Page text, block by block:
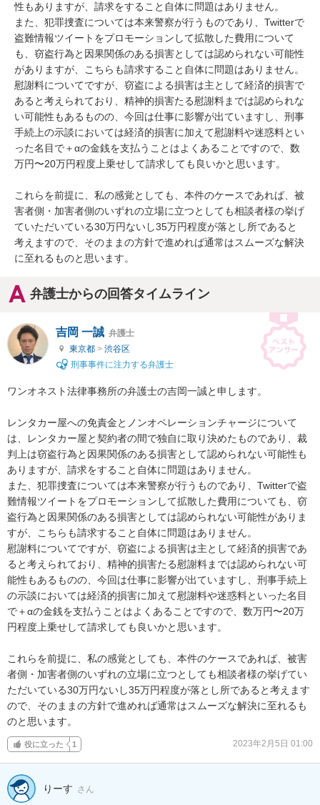
性もありますが、請求をすること自体に問題はありません。
また、犯罪捜査については本来警察が行うものであり、Twitterで
盗難情報ツイートをプロモーションして拡散した費用について
も、窃盗行為と因果関係のある損害としては認められない可能性
がありますが、こちらも請求すること自体に問題はありません。
慰謝料についてですが、窃盗による損害は主として経済的損害で
あると考えられており、精神的損害たる慰謝料までは認められな
い可能性もあるものの、今回は仕事に影響が出ていますし、刑事
手続上の示談においては経済的損害に加えて慰謝料や迷惑料とい
った名目で＋αの金銭を支払うことはよくあることですので、数
万円〜20万円程度上乗せして請求しても良いかと思います。
これらを前提に、私の感覚としても、本件のケースであれば、被
害者側・加害者側のいずれの立場に立つとしても相談者様の挙げ
ていただいている30万円ないし35万円程度が落とし所であると
考えますので、そのままの方針で進めれば通常はスムーズな解決
に至れるものと思います。
弁護士からの回答タイムライン
吉岡 一誠 弁護士
東京都 > 渋谷区
刑事事件に注力する弁護士
ワンオネスト法律事務所の弁護士の吉岡一誠と申します。
レンタカー屋への免責金とノンオペレーションチャージについて
は、レンタカー屋と契約者の間で独自に取り決めたものであり、裁
判上は窃盗行為と因果関係のある損害として認められない可能性も
ありますが、請求をすること自体に問題はありません。
また、犯罪捜査については本来警察が行うものであり、Twitterで盗
難情報ツイートをプロモーションして拡散した費用についても、窃
盗行為と因果関係のある損害としては認められない可能性がありま
すが、こちらも請求すること自体に問題はありません。
慰謝料についてですが、窃盗による損害は主として経済的損害であ
ると考えられており、精神的損害たる慰謝料までは認められない可
能性もあるものの、今回は仕事に影響が出ていますし、刑事手続上
の示談においては経済的損害に加えて慰謝料や迷惑料といった名目
で＋αの金銭を支払うことはよくあることですので、数万円〜20万
円程度上乗せして請求しても良いかと思います。
これらを前提に、私の感覚としても、本件のケースであれば、被害
者側・加害者側のいずれの立場に立つとしても相談者様の挙げてい
ただいている30万円ないし35万円程度が落とし所であると考えます
ので、そのままの方針で進めれば通常はスムーズな解決に至れるも
のと思います。
役に立った 1 2023年2月5日 01:00
りーす さん